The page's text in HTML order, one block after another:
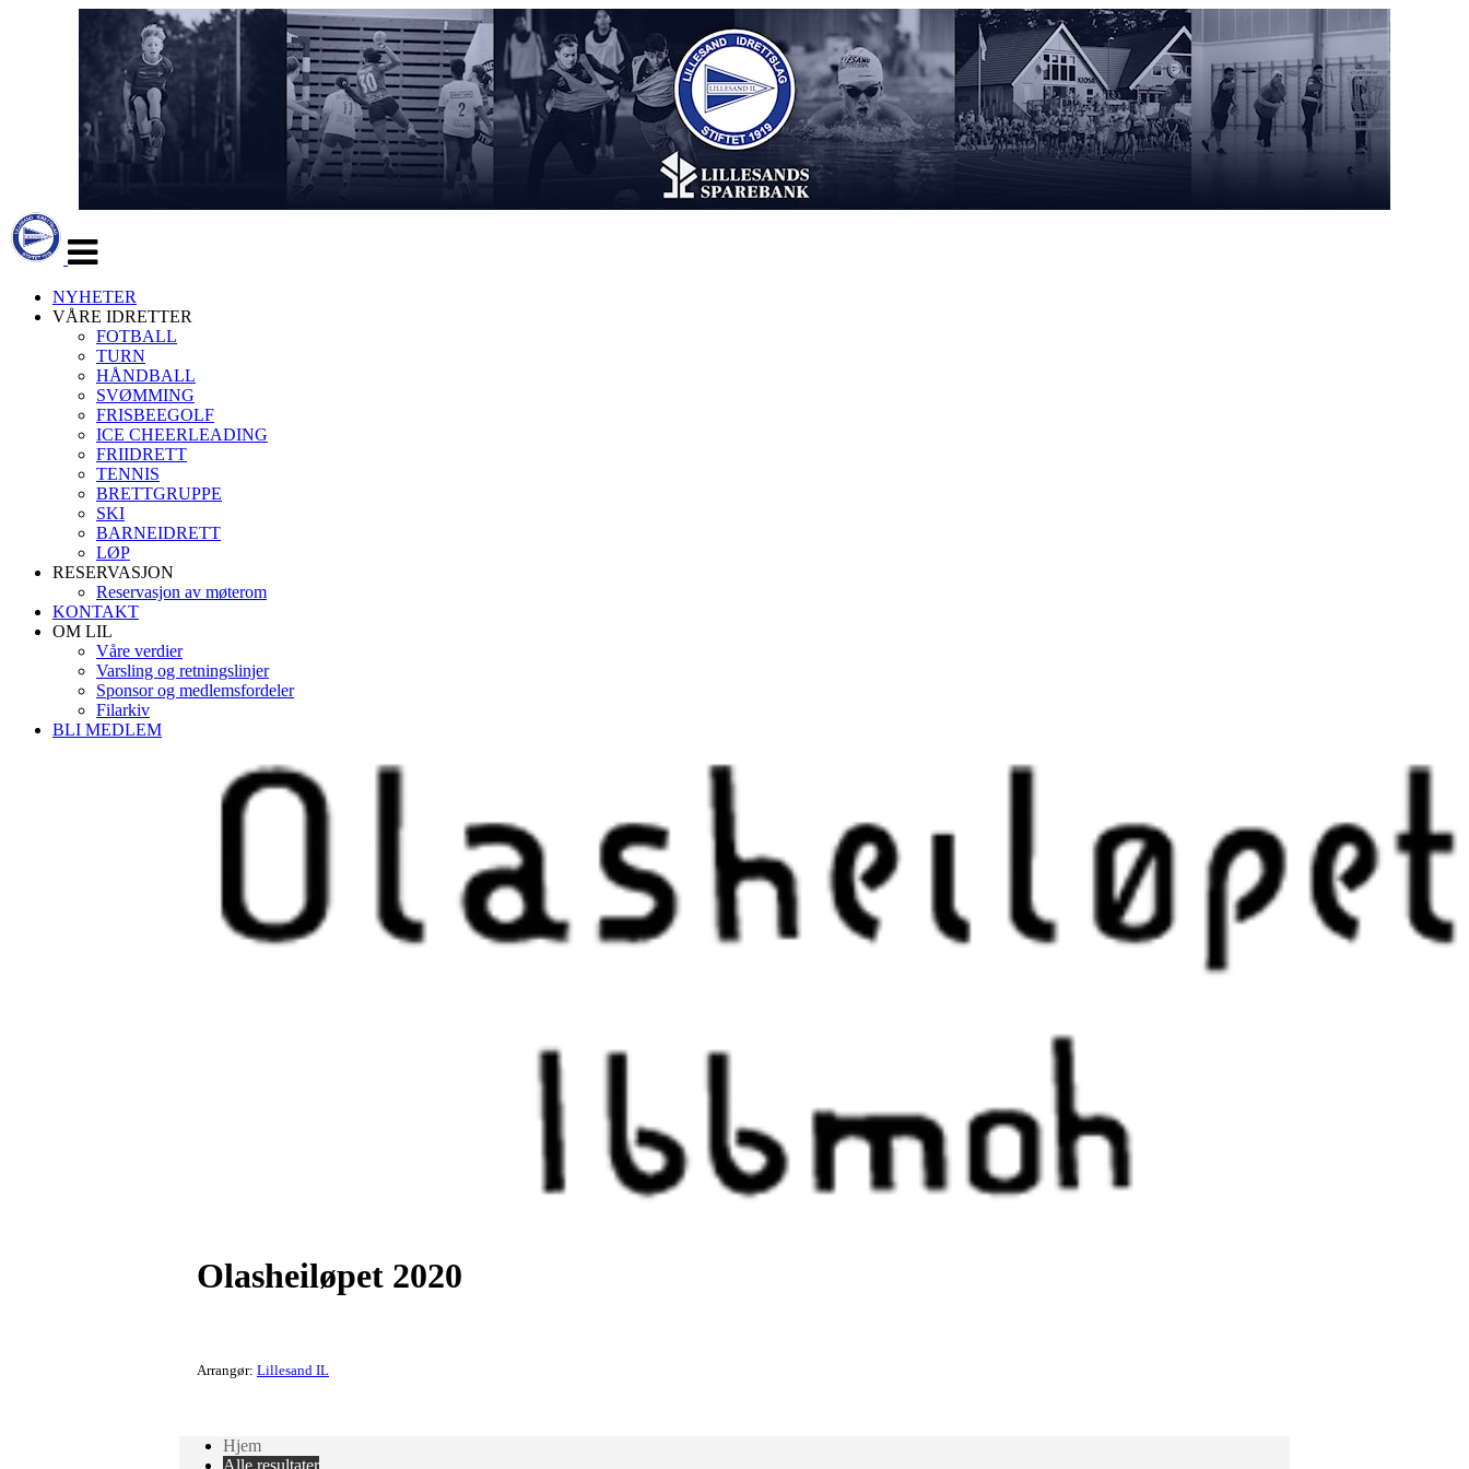
navigasjon
NYHETER
VÅRE IDRETTER
FOTBALL
TURN
HÅNDBALL
SVØMMING
FRISBEEGOLF
ICE CHEERLEADING
FRIIDRETT
TENNIS
BRETTGRUPPE
SKI
BARNEIDRETT
LØP
RESERVASJON
Reservasjon av møterom
KONTAKT
OM LIL
Våre verdier
Varsling og retningslinjer
Sponsor og medlemsfordeler
Filarkiv
BLI MEDLEM
Olasheiløpet 2020
Arrangør: Lillesand IL
Hjem
Alle resultater